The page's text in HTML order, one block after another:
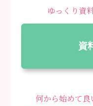
ゆっくり資
資
何から始めて